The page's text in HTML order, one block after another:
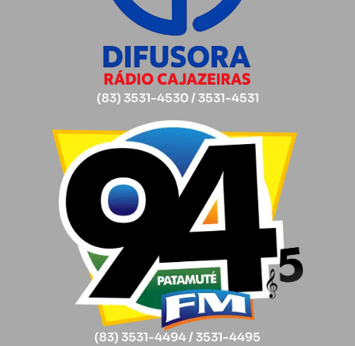
(83) 3531-4530 / 3531-4531
(83) 3531-4494 / 3531-4495